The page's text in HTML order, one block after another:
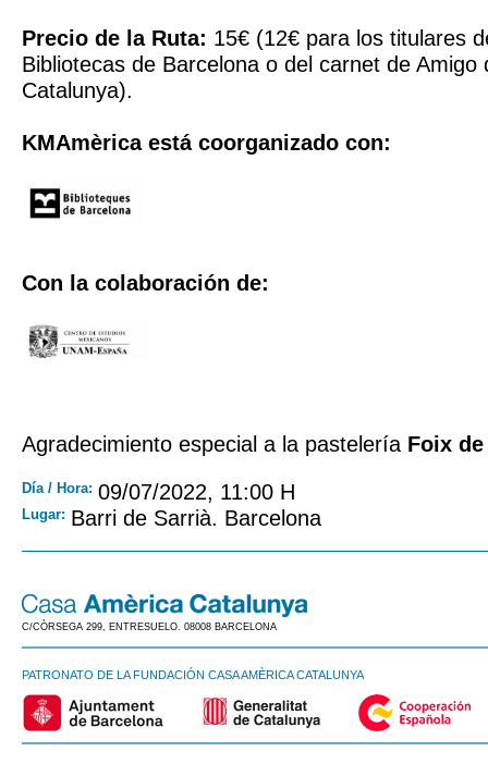
Precio de la Ruta: 15€ (12€ para los titulares
Bibliotecas de Barcelona o del carnet de Amigo
Catalunya).
KMAmèricaestá coorganizado con:
Con la colaboración de:
Agradecimiento especial a la pastelería Foix
Día / Hora: 09/07/2022, 11:00 H
Lugar: Barri de Sarrià. Barcelona
C/CÒRSEGA 299, ENTRESUELO. 08008 BARCELONA
PATRONATO DE LA FUNDACIÓN CASA AMÈRICA CATALUNYA